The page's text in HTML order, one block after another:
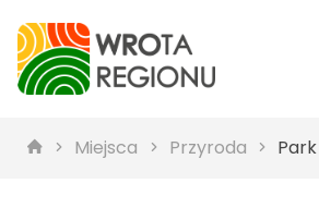
Miejsca Przyroda Park